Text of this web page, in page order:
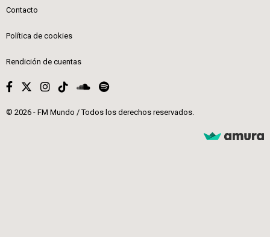
Contacto
Política de cookies
Rendición de cuentas
© 2026 - FM Mundo / Todos los derechos reservados.